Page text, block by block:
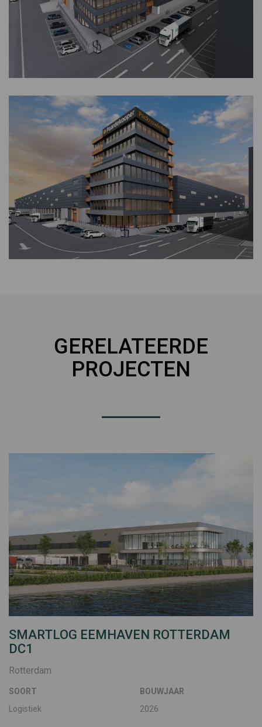
GERELATEERDE
PROJECTEN
SMARTLOG EEMHAVEN ROTTERDAM
DC1
Rotterdam
SOORT
Logistiek
BOUWJAAR
2026